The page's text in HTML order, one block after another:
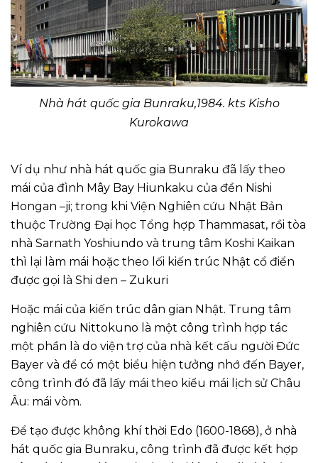
Nhà hát quốc gia Bunraku,1984. kts Kisho
Kurokawa
Ví dụ như nhà hát quốc gia Bunraku đã lấy theo
mái của đình Mây Bay Hiunkaku của đền Nishi
Hongan –ji; trong khi Viện Nghiên cứu Nhật Bản
thuộc Trường Đại học Tổng hợp Thammasat, rồi tòa
nhà Sarnath Yoshiundo và trung tâm Koshi Kaikan
thì lại làm mái hoặc theo lối kiến trúc Nhật cổ điển
được gọi là Shi den – Zukuri
Hoặc mái của kiến trúc dân gian Nhật. Trung tâm
nghiên cứu Nittokuno là một công trình hợp tác
một phần là do viện trợ của nhà kết cấu người Đức
Bayer và để có một biểu hiện tưởng nhớ đến Bayer,
công trình đó đã lấy mái theo kiểu mái lịch sử Châu
Âu: mái vòm.
Để tạo được không khí thời Edo (1600-1868), ở nhà
hát quốc gia Bunraku, công trình đã được kết hợp